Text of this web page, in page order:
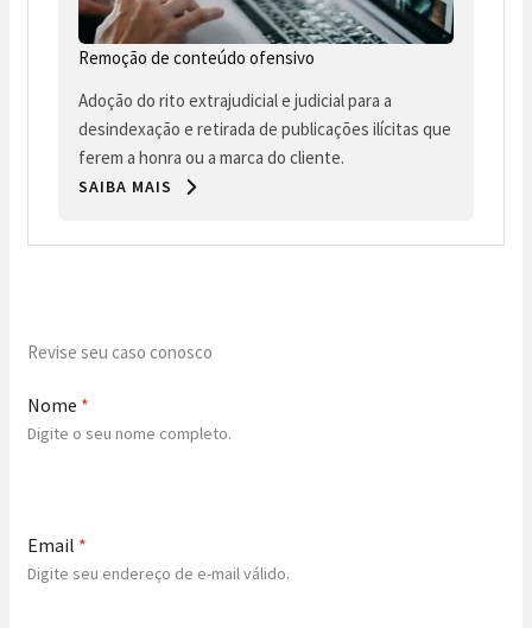
Remoção de conteúdo ofensivo
Adoção do rito extrajudicial e judicial para a
desindexação e retirada de publicações ilícitas que
ferem a honra ou a marca do cliente.
SAIBA MAIS
Revise seu caso conosco
Nome *
Digite o seu nome completo.
Email *
Digite seu endereço de e-mail válido.